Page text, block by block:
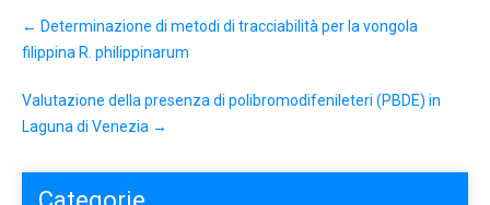
← Determinazione di metodi di tracciabilità per la vongola
filippina R. philippinarum
Valutazione della presenza di polibromodifenileteri (PBDE) in
Laguna di Venezia →